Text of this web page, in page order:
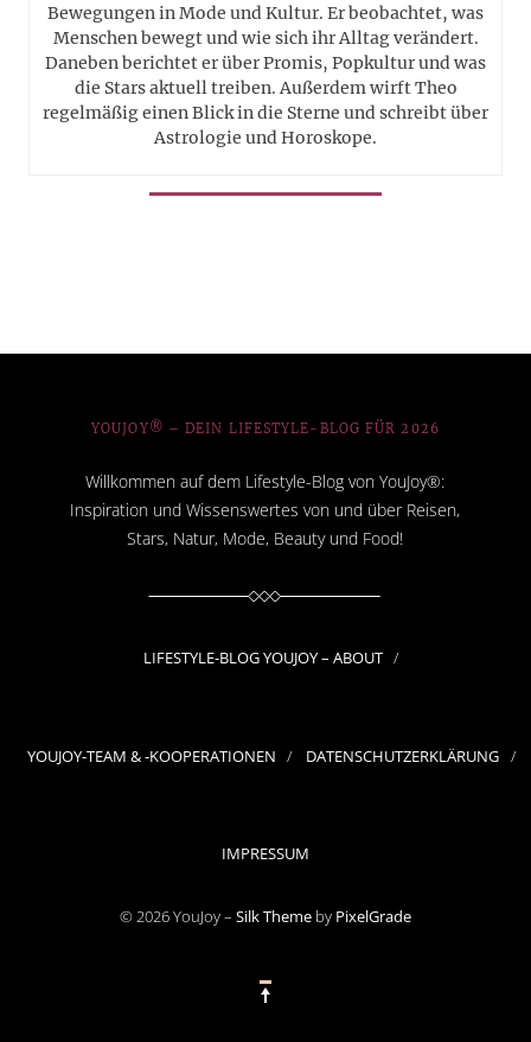
Bewegungen in Mode und Kultur. Er beobachtet, was
Menschen bewegt und wie sich ihr Alltag verändert.
Daneben berichtet er über Promis, Popkultur und was
die Stars aktuell treiben. Außerdem wirft Theo
regelmäßig einen Blick in die Sterne und schreibt über
Astrologie und Horoskope.
YOUJOY® – DEIN LIFESTYLE-BLOG FÜR 2026
Willkommen auf dem Lifestyle-Blog von YouJoy®:
Inspiration und Wissenswertes von und über Reisen,
Stars, Natur, Mode, Beauty und Food!
LIFESTYLE-BLOG YOUJOY – ABOUT
YOUJOY-TEAM & -KOOPERATIONEN DATENSCHUTZERKLÄRUNG
IMPRESSUM
© 2026 YouJoy – Silk Theme by PixelGrade